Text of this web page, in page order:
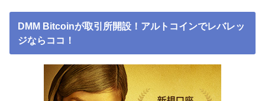
DMM Bitcoinが取引所開設！アルトコインでレバレッ
ジならココ！